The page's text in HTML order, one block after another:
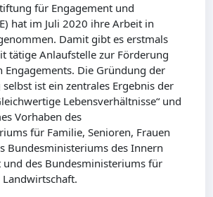
für Engagement und
hat im Juli 2020 ihre Arbeit in
Damit gibt es erstmals
tätige Anlaufstelle zur Förderung
Engagements. Die Gründung der
ist ein zentrales Ergebnis der
Lebensverhältnisse“ und
Vorhaben des
für Familie, Senioren, Frauen
Bundesministeriums des Innern
des Bundesministeriums für